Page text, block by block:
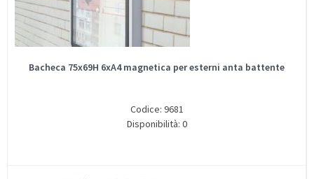
Bacheca 75x69H 6xA4 magnetica per esterni anta battente
Codice: 9681
Disponibilità: 0